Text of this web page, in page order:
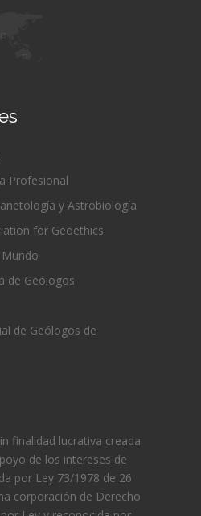
Profesional
y Astrobiología
for Geoethics
de Geólogos
de Geólogos de
finalidad lucrativa creada
de los intereses de
por Ley 73/1978 de 26
corporación de Derecho